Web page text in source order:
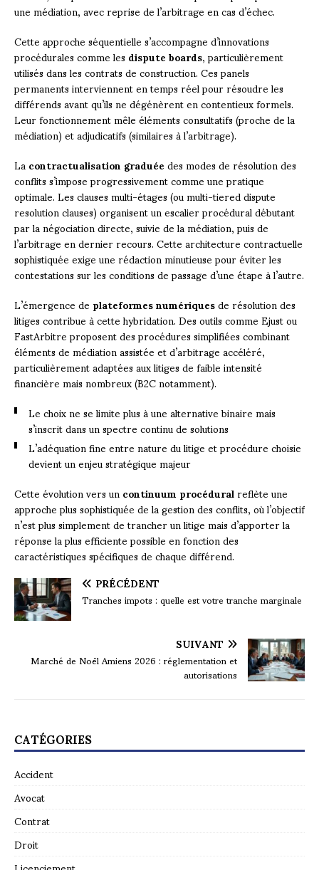
une médiation, avec reprise de l’arbitrage en cas d’échec.
Cette approche séquentielle s’accompagne d’innovations
procédurales comme lesdispute boards, particulièrement
utilisés dans les contrats de construction. Ces panels
permanents interviennent en temps réel pour résoudre les
différends avant qu’ils ne dégénèrent en contentieux formels.
Leur fonctionnement mêle éléments consultatifs (proche de la
médiation) et adjudicatifs (similaires à l’arbitrage).
Lacontractualisation graduéedes modes de résolution des
conflits s’impose progressivement comme une pratique
optimale. Les clauses multi-étages (ou multi-tiered dispute
resolution clauses) organisent un escalier procédural débutant
par la négociation directe, suivie de la médiation, puis de
l’arbitrage en dernier recours. Cette architecture contractuelle
sophistiquée exige une rédaction minutieuse pour éviter les
contestations sur les conditions de passage d’une étape à l’autre.
L’émergence deplateformes numériquesde résolution des
litiges contribue à cette hybridation. Des outils comme Ejust ou
FastArbitre proposent des procédures simplifiées combinant
éléments de médiation assistée et d’arbitrage accéléré,
particulièrement adaptées aux litiges de faible intensité
financière mais nombreux (B2C notamment).
Le choix ne se limite plus à une alternative binaire mais
s’inscrit dans un spectre continu de solutions
L’adéquation fine entre nature du litige et procédure choisie
devient un enjeu stratégique majeur
Cette évolution vers uncontinuum procéduralreflète une
approche plus sophistiquée de la gestion des conflits, où l’objectif
n’est plus simplement de trancher un litige mais d’apporter la
réponse la plus efficiente possible en fonction des
caractéristiques spécifiques de chaque différend.
PRÉCÉDENT
Tranches impots : quelle est votre tranche marginale
SUIVANT
Marché de Noël Amiens 2026 : réglementation et
autorisations
CATÉGORIES
Accident
Avocat
Contrat
Droit